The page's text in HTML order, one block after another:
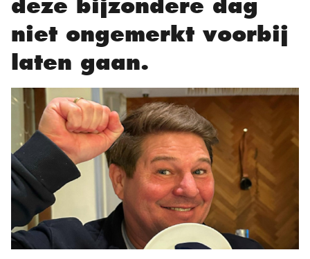
deze bijzondere dag
niet ongemerkt voorbij
laten gaan.